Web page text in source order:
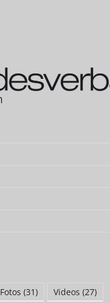
Fotos (31) Videos (27)